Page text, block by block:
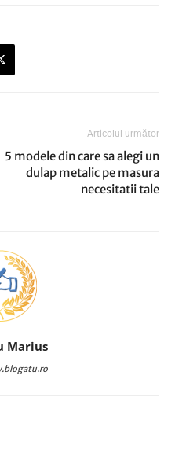
Articolul următor
5 modele din care sa alegi un
dulap metalic pe masura
necesitatii tale
Marius